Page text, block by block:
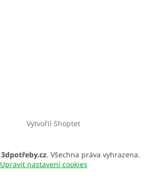
Vytvořil Shoptet
3dpotřeby.cz. Všechna práva vyhrazena.
Upravit nastavení cookies